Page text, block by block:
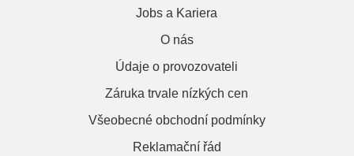
Jobs a Kariera
O nás
Údaje o provozovateli
Záruka trvale nízkých cen
Všeobecné obchodní podmínky
Reklamační řád